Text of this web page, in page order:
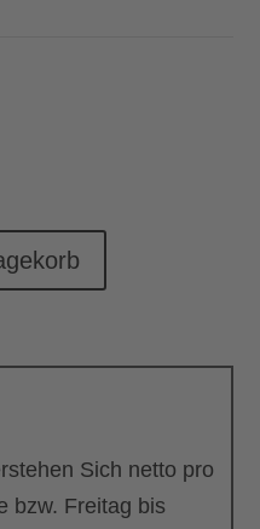
Sich netto pro
bzw. Freitag bis